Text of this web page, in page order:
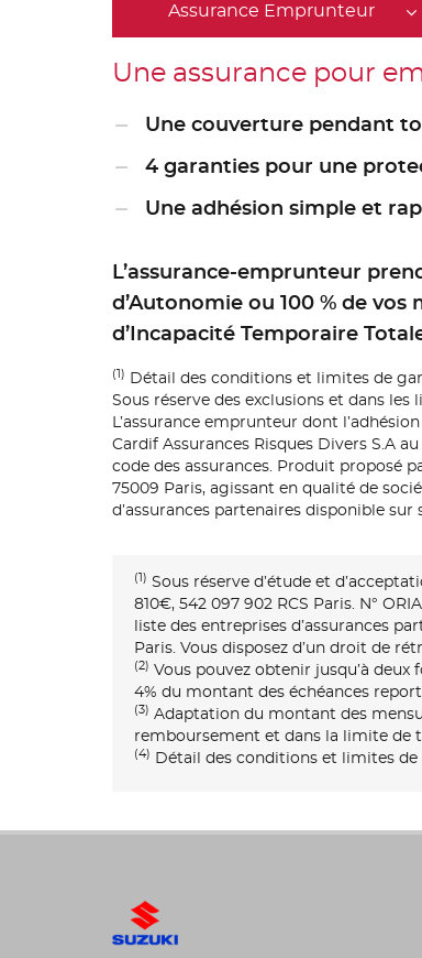
Assurance Emprunteur
Une assurance pour
Une couverture pendant
4 garanties pour une
Une adhésion simple et
L’assurance-emprunteur
d’Autonomie ou 100 % de
d’Incapacité Temporaire
(1)
Détail des conditions et limites de
Sous réserve des exclusions et dans
L’assurance emprunteur dont
Cardif Assurances Risques Divers S.A
code des assurances. Produit proposé
75009 Paris, agissant en qualité de
d’assurances partenaires disponible sur
(1) Sous réserve d’étude et
810€, 542 097 902 RCS Paris. N°
liste des entreprises d’assurances
Paris. Vous disposez d’un droit de
(2) Vous pouvez obtenir jusqu’à deux
4% du montant des échéances
(3) Adaptation du montant des
remboursement et dans la limite de
(4) Détail des conditions et limites